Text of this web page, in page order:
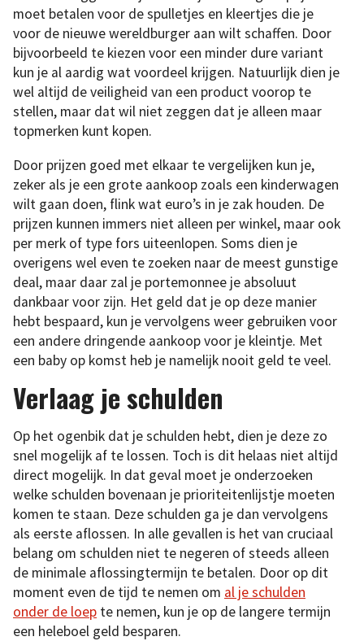
moet betalen voor de spulletjes en kleertjes die je
voor de nieuwe wereldburger aan wilt schaffen. Door
bijvoorbeeld te kiezen voor een minder dure variant
kun je al aardig wat voordeel krijgen. Natuurlijk dien je
wel altijd de veiligheid van een product voorop te
stellen, maar dat wil niet zeggen dat je alleen maar
topmerken kunt kopen.
Door prijzen goed met elkaar te vergelijken kun je,
zeker als je een grote aankoop zoals een kinderwagen
wilt gaan doen, flink wat euro’s in je zak houden. De
prijzen kunnen immers niet alleen per winkel, maar ook
per merk of type fors uiteenlopen. Soms dien je
overigens wel even te zoeken naar de meest gunstige
deal, maar daar zal je portemonnee je absoluut
dankbaar voor zijn. Het geld dat je op deze manier
hebt bespaard, kun je vervolgens weer gebruiken voor
een andere dringende aankoop voor je kleintje. Met
een baby op komst heb je namelijk nooit geld te veel.
Verlaag je schulden
Op het ogenbik dat je schulden hebt, dien je deze zo
snel mogelijk af te lossen. Toch is dit helaas niet altijd
direct mogelijk. In dat geval moet je onderzoeken
welke schulden bovenaan je prioriteitenlijstje moeten
komen te staan. Deze schulden ga je dan vervolgens
als eerste aflossen. In alle gevallen is het van cruciaal
belang om schulden niet te negeren of steeds alleen
de minimale aflossingtermijn te betalen. Door op dit
moment even de tijd te nemen om al je schulden
onder de loep te nemen, kun je op de langere termijn
een heleboel geld besparen.